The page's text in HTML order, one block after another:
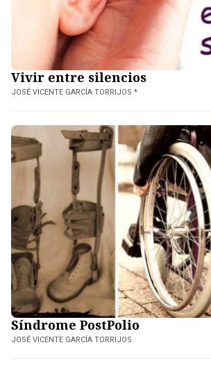
Vivir entre silencios
JOSÉ VICENTE GARCÍA TORRIJOS *
Síndrome PostPolio
JOSÉ VICENTE GARCÍA TORRIJOS